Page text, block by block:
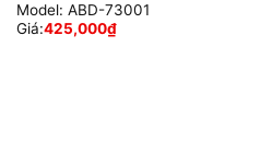
Model: ABD-73001
Giá:425,000₫